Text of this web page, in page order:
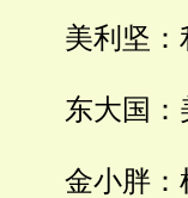
美利坚
东大国
金小胖：